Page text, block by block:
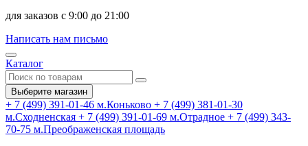
для заказов с 9:00 до 21:00
Написать нам письмо
Каталог
Выберите магазин
+ 7 (499) 391-01-46 м.Коньково + 7 (499) 381-01-30
м.Сходненская + 7 (499) 391-01-69 м.Отрадное + 7 (499) 343-
70-75 м.Преображенская площадь